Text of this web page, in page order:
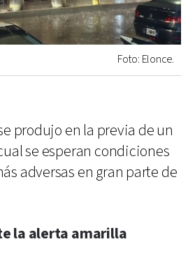
Foto: Elonce.
produjo en la previa de un
se esperan condiciones
adversas en gran parte de
la alerta amarilla